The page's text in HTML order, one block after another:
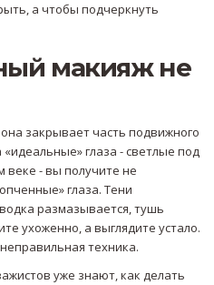
а чтобы подчеркнуть
макияж не
закрывает часть подвижного
глаза - светлые под
- вы получите не
глаза. Тени
размазывается, тушь
ухоженно, а выглядите устало.
техника.
уже знают, как делать